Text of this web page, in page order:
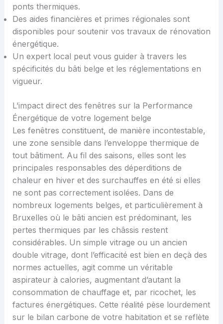
ponts thermiques.
Des aides financières et primes régionales sont
disponibles pour soutenir vos travaux de rénovation
énergétique.
Un expert local peut vous guider à travers les
spécificités du bâti belge et les réglementations en
vigueur.
L’impact direct des fenêtres sur la Performance
Énergétique de votre logement belge
Les fenêtres constituent, de manière incontestable,
une zone sensible dans l’enveloppe thermique de
tout bâtiment. Au fil des saisons, elles sont les
principales responsables des déperditions de
chaleur en hiver et des surchauffes en été si elles
ne sont pas correctement isolées. Dans de
nombreux logements belges, et particulièrement à
Bruxelles où le bâti ancien est prédominant, les
pertes thermiques par les châssis restent
considérables. Un simple vitrage ou un ancien
double vitrage, dont l’efficacité est bien en deçà des
normes actuelles, agit comme un véritable
aspirateur à calories, augmentant d’autant la
consommation de chauffage et, par ricochet, les
factures énergétiques. Cette réalité pèse lourdement
sur le bilan carbone de votre habitation et se reflète